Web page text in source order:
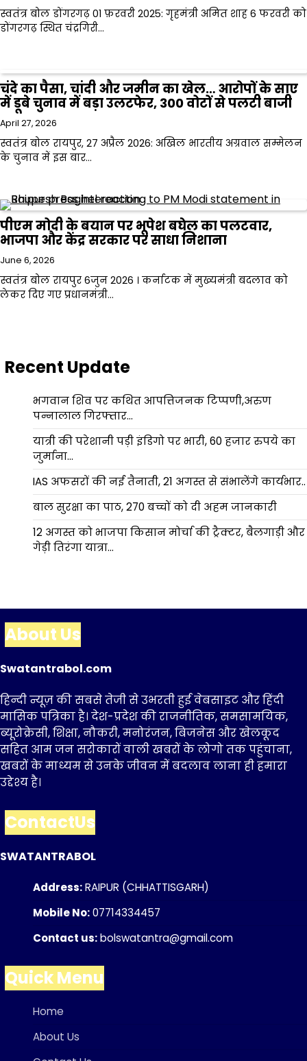
स्वतंत्र बोल डोंगरगढ़ 01 फ़रवरी 2025: गृहमंत्री अमित शाह 6 फरवरी को
डोंगरगढ़ स्थित चंद्रगिरी…
चंदे का पैसा, चांदी और जमीन का खेल… आरोपों के साए
में डूबे चुनाव में बड़ा उलटफेर, 300 वोटों से पलटी बाजी
April 27, 2026
स्वतंत्र बोल रायपुर, 27 अप्रैल 2026: अखिल भारतीय अग्रवाल सम्मेलन
के चुनाव में इस बार…
पीएम मोदी के बयान पर भूपेश बघेल का पलटवार,
भाजपा और केंद्र सरकार पर साधा निशाना
June 6, 2026
स्वतंत्र बोल रायपुर 6जुन 2026 । कर्नाटक में मुख्यमंत्री बदलाव को
लेकर दिए गए प्रधानमंत्री…
Recent Update
भगवान शिव पर कथित आपत्तिजनक टिप्पणी,अरुण
पन्नालाल गिरफ्तार…
यात्री की परेशानी पड़ी इंडिगो पर भारी, 60 हजार रुपये का
जुर्माना…
IAS अफसरों की नई तैनाती, 21 अगस्त से संभालेंगे कार्यभार..
बाल सुरक्षा का पाठ, 270 बच्चों को दी अहम जानकारी
12 अगस्त को भाजपा किसान मोर्चा की ट्रैक्टर, बैलगाड़ी और
गेड़ी तिरंगा यात्रा…
About Us
Swatantrabol.com
हिन्दी न्यूज़ की सबसे तेजी से उभरती हुई वेबसाइट और हिंदी
मासिक पत्रिका है। देश-प्रदेश की राजनीतिक, समसामयिक,
ब्यूरोक्रेसी, शिक्षा, नौकरी, मनोरंजन, बिजनेस और खेलकूद
सहित आम जन सरोकारों वाली खबरों के लोगो तक पहुंचाना,
खबरों के माध्यम से उनके जीवन में बदलाव लाना ही हमारा
उद्देश्य है।
ContactUs
SWATANTRABOL
Address:RAIPUR (CHHATTISGARH)
Mobile No:07714334457
Contact us:bolswatantra@gmail.com
Quick Menu
Home
About Us